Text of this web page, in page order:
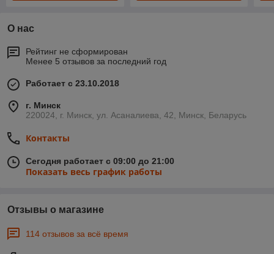
О нас
Рейтинг не сформирован
Менее 5 отзывов за последний год
Работает с 23.10.2018
г. Минск
220024, г. Минск, ул. Асаналиева, 42, Минск, Беларусь
Контакты
Сегодня работает с 09:00 до 21:00
Показать весь график работы
Отзывы о магазине
114 отзывов за всё время